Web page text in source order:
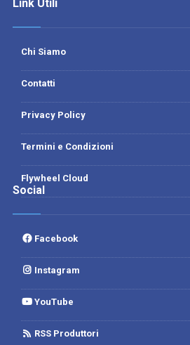
Link Utili
Chi Siamo
Contatti
Privacy Policy
Termini e Condizioni
Flywheel Cloud
Social
Facebook
Instagram
YouTube
RSS Produttori